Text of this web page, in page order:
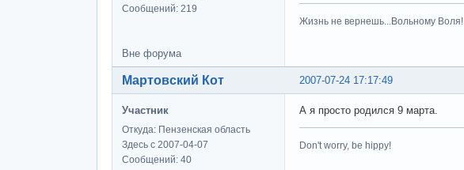
Сообщений: 219
Жизнь не вернешь...Вольному Воля!..
Вне форума
2007-07-24 17:17:49
Мартовский Кот
Участник
Откуда: Пензенская область
Здесь с 2007-04-07
Сообщений: 40
А я просто родился 9 марта.
Don't worry, be hippy!